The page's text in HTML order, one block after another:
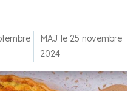
MAJ le 25 novembre
2024